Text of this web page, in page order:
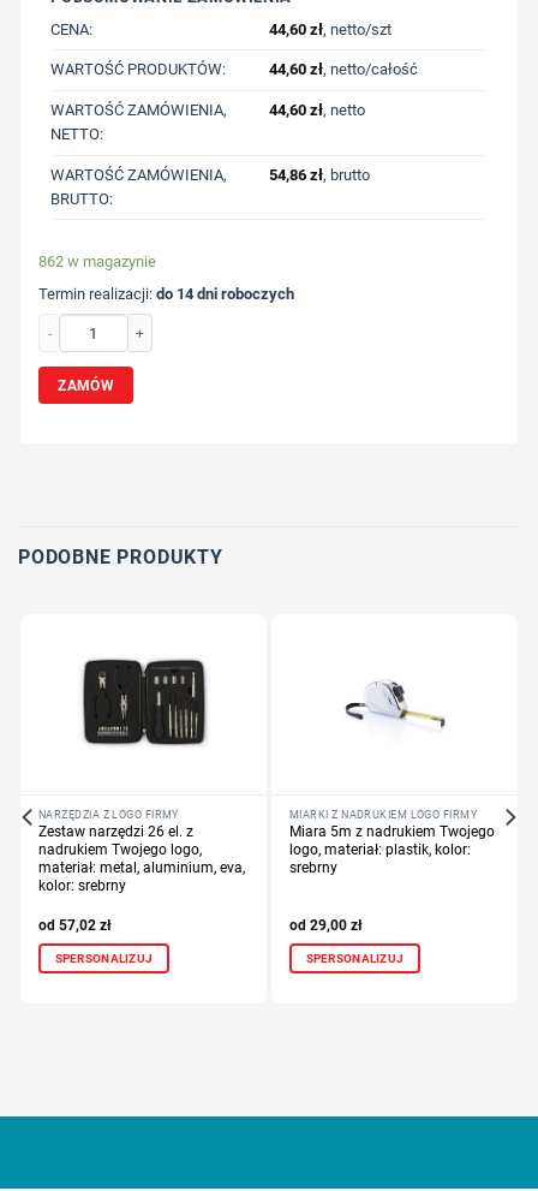
CENA:
44,60 zł, netto/szt
WARTOŚĆ PRODUKTÓW: 44,60 zł, netto/całość
WARTOŚĆ ZAMÓWIENIA,
NETTO:
44,60 zł, netto
WARTOŚĆ ZAMÓWIENIA,
BRUTTO:
54,86 zł, brutto
862 w magazynie
Termin realizacji:do 14 dni roboczych
ZAMÓW
PODOBNE PRODUKTY
NARZĘDZIA Z LOGO FIRMY
Zestaw narzędzi 26 el. z
nadrukiem Twojego logo,
materiał: metal, aluminium, eva,
kolor: srebrny
57,02 zł
SPERSONALIZUJ
MIARKI Z NADRUKIEM LOGO FIRMY
Miara 5m z nadrukiem Twojego
logo, materiał: plastik, kolor:
srebrny
29,00 zł
SPERSONALIZUJ